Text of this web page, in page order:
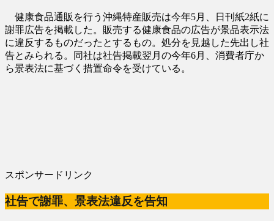
健康食品通販を行う沖縄特産販売は今年5月、日刊紙2紙に
謝罪広告を掲載した。販売する健康食品の広告が景品表示法
に違反するものだったとするもの。処分を見越した先出し社
告とみられる。同社は社告掲載翌月の今年6月、消費者庁か
ら景表法に基づく措置命令を受けている。
スポンサードリンク
社告で謝罪、景表法違反を告知